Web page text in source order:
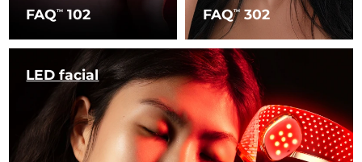
FAQTM 102 FAQTM302
LED facial